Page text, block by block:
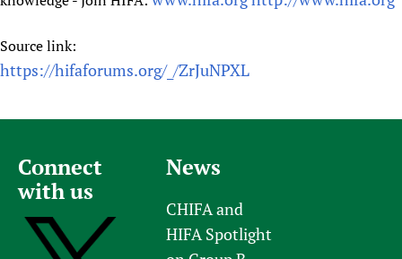
Source link:
https://hifaforums.org/_/ZrJuNPXL
Connect
with us
News
CHIFA and
HIFA Spotlight